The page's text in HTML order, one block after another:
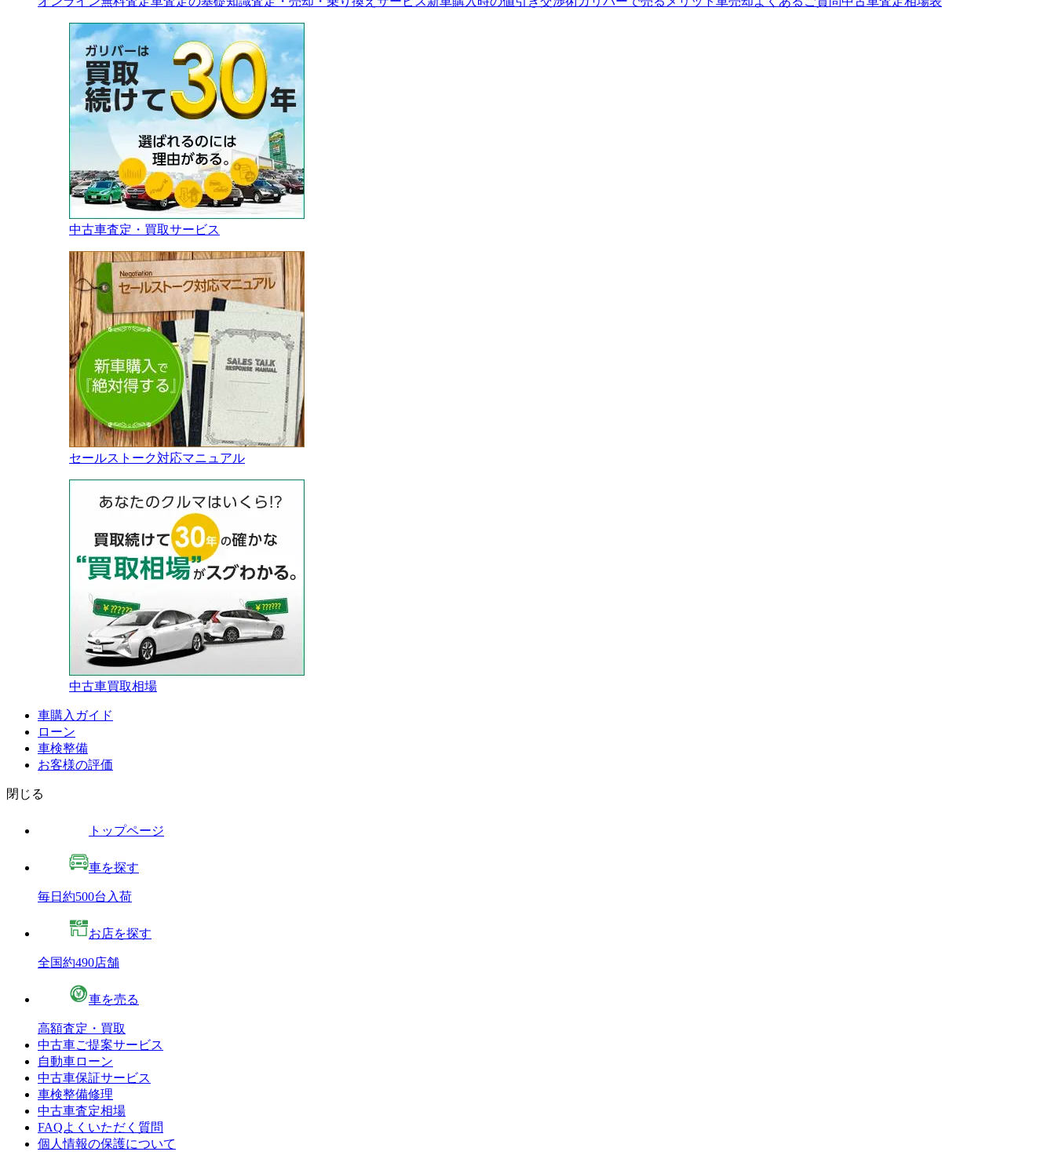
中古車査定・買取サービス
セールストーク対応マニュアル
中古車買取相場
車購入ガイド
ローン
車検整備
お客様の評価
閉じる
トップページ
車を探す
毎日約500台入荷
お店を探す
全国約490店舗
車を売る
高額査定・買取
中古車ご提案サービス
自動車ローン
中古車保証サービス
車検整備修理
中古車査定相場
FAQよくいただく質問
個人情報の保護について